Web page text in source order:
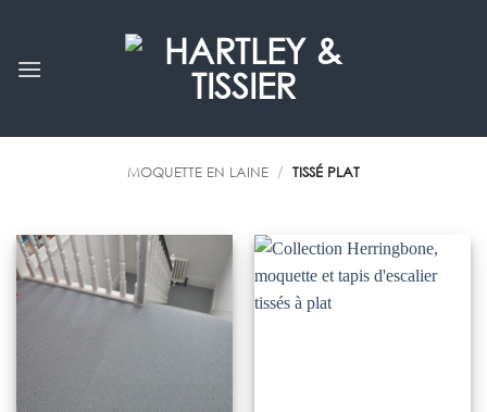
contenu
MOQUETTE EN LAINE / TISSÉ PLAT